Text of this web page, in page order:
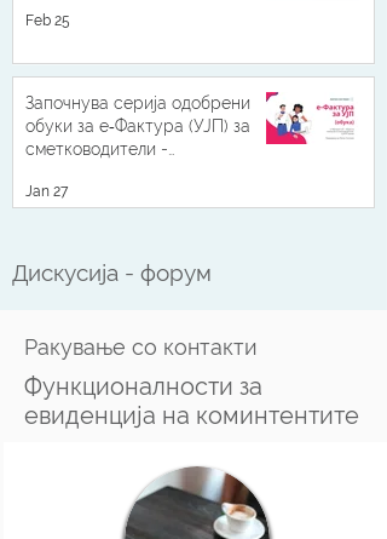
Feb 25
Започнува серија одобрени
обуки за е‑Фактура (УЈП) за
сметководители -
усовршеност со 3 КПУ поени
Jan 27
Дискусија - форум
Ракување со контакти
Функционалности за
евиденција на коминтентите